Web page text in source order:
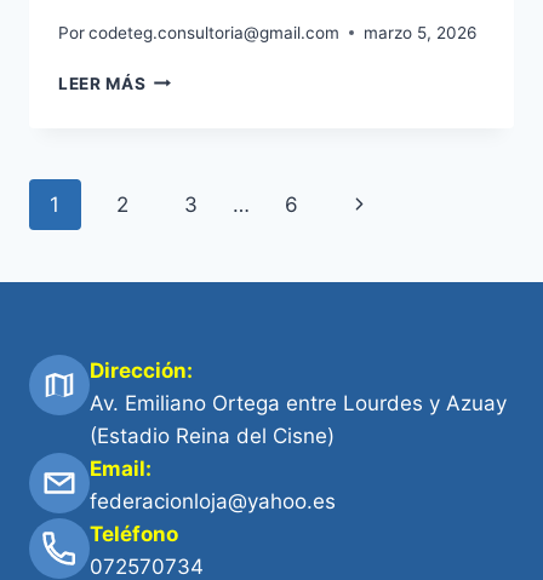
Porcodeteg.consultoria@gmail.com marzo 5, 2026
LEER MÁS
1 2 3 … 6
Dirección:
Av. Emiliano Ortega entre Lourdes y Azuay
(Estadio Reina del Cisne)
Email:
federacionloja@yahoo.es
Teléfono
072570734